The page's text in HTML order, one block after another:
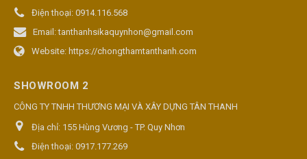
Điện thoại: 0914.116.568
Email:tanthanhsikaquynhon@gmail.com
Website: https://chongthamtanthanh.com
SHOWROOM 2
CÔNG TY TNHH THƯƠNG MẠI VÀ XÂY DỰNG TÂN THANH
Địa chỉ: 155 Hùng Vương - TP. Quy Nhơn
Điện thoại: 0917.177.269